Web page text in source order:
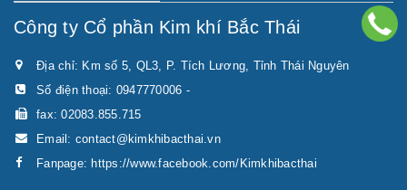
Công ty Cổ phần Kim khí Bắc Thái
Địa chỉ: Km số 5, QL3, P. Tích Lương, Tỉnh Thái Nguyên
Số điện thoại: 0947770006 -
fax: 02083.855.715
Email: contact@kimkhibacthai.vn
Fanpage: https://www.facebook.com/Kimkhibacthai